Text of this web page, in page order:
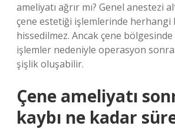
ameliyatı ağrır mı? Genel anestezi
çene estetiği işlemlerinde herhangi
hissedilmez. Ancak çene
işlemler nedeniyle operasyon
şişlik oluşabilir.
Çene ameliyatı
kaybı ne kadar